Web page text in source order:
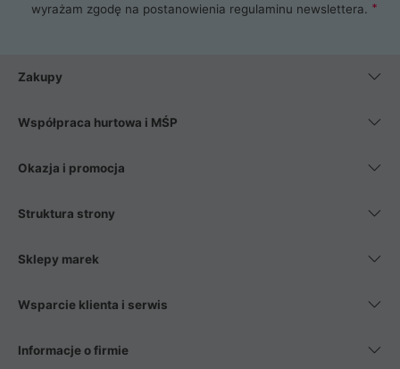
wyrażam zgodę na postanowienia regulaminu newslettera.
Zakupy
Współpraca hurtowa i MŚP
Okazja i promocja
Struktura strony
Sklepy marek
Wsparcie klienta i serwis
Informacje o firmie